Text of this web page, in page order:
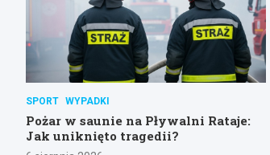
SPORT WYPADKI
Pożar w saunie na Pływalni Rataje:
Jak uniknięto tragedii?